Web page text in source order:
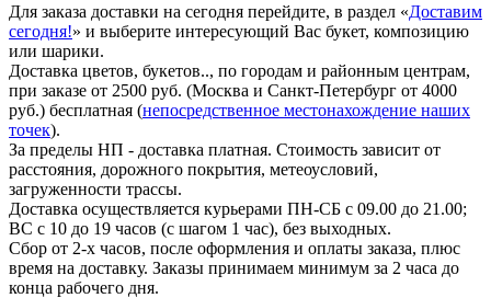
Для заказа доставки на сегодня перейдите, в раздел «Доставим
сегодня!» и выберите интересующий Вас букет, композицию
или шарики.
Доставка цветов, букетов.., по городам и районным центрам,
при заказе от 2500 руб. (Москва и Санкт-Петербург от 4000
руб.) бесплатная (непосредственное местонахождение наших
точек).
За пределы НП - доставка платная. Стоимость зависит от
расстояния, дорожного покрытия, метеоусловий,
загруженности трассы.
Доставка осуществляется курьерами ПН-СБ с 09.00 до 21.00;
ВС с 10 до 19 часов (с шагом 1 час), без выходных.
Сбор от 2-х часов, после оформления и оплаты заказа, плюс
время на доставку. Заказы принимаем минимум за 2 часа до
конца рабочего дня.